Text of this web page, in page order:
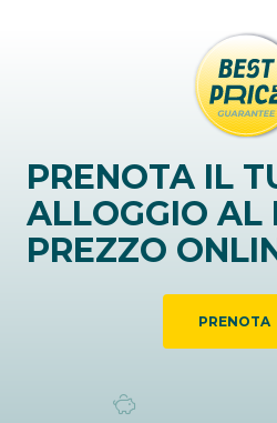
PRENOTA IL
ALLOGGIO AL
PREZZO
PRENOTA